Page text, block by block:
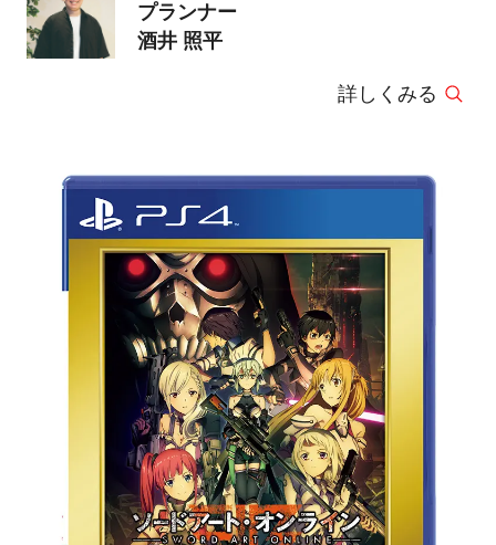
プランナー
酒井 照平
詳しくみる